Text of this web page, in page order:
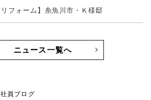
リフォーム】糸魚川市・Ｋ様邸
ニュース一覧へ
社員ブログ